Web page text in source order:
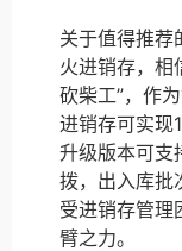
关于值得推荐
火进销存，相
砍柴工”，作
进销存可实现
升级版本可支
拨，出入库批
受进销存管理
臂之力。